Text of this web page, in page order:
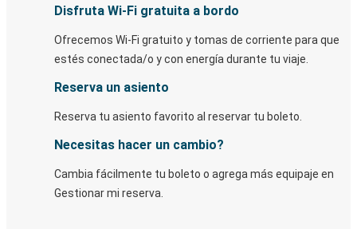
Disfruta Wi-Fi gratuita a bordo
Ofrecemos Wi-Fi gratuito y tomas de corriente para que
estés conectada/o y con energía durante tu viaje.
Reserva un asiento
Reserva tu asiento favorito al reservar tu boleto.
Necesitas hacer un cambio?
Cambia fácilmente tu boleto o agrega más equipaje en
Gestionar mi reserva.